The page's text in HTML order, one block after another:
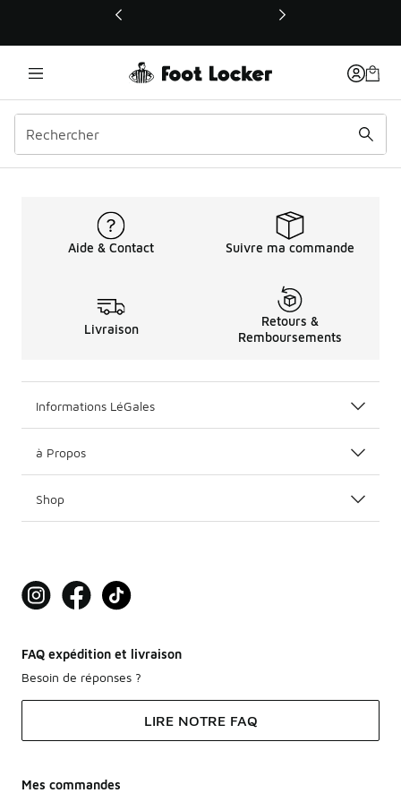
Ce lien ouvrira une nouvelle fenêtre
Chaussures de Course
Aide & Contact Suivre ma commande
Livraison
Retours &
Remboursements
Informations LéGales
à Propos
Shop
FAQ expédition et livraison
Besoin de réponses ?
LIRE NOTRE FAQ
Mes commandes